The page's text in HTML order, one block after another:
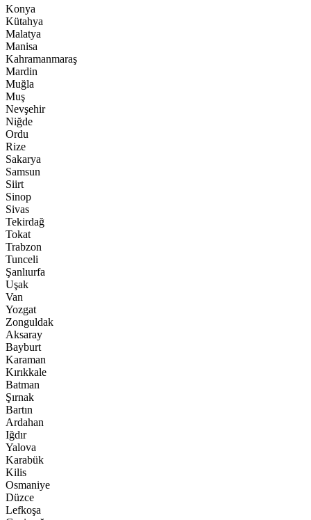
Konya
Kütahya
Malatya
Manisa
Kahramanmaraş
Mardin
Muğla
Muş
Nevşehir
Niğde
Ordu
Rize
Sakarya
Samsun
Siirt
Sinop
Sivas
Tekirdağ
Tokat
Trabzon
Tunceli
Şanlıurfa
Uşak
Van
Yozgat
Zonguldak
Aksaray
Bayburt
Karaman
Kırıkkale
Batman
Şırnak
Bartın
Ardahan
Iğdır
Yalova
Karabük
Kilis
Osmaniye
Düzce
Lefkoşa